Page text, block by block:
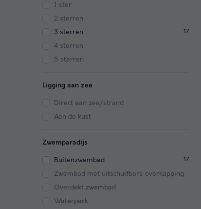
1 ster
2 sterren
3 sterren
17
4 sterren
5 sterren
Ligging aan zee
Direct aan zee/strand
Aan de kust
Zwemparadijs
Buitenzwembad 17
Zwembad met uitschuifbare overkapping
Overdekt zwembad
Waterpark